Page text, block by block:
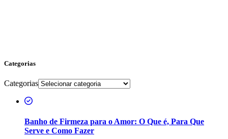
Categorias
Categorias
Banho de Firmeza para o Amor: O Que é, Para Que
Serve e Como Fazer